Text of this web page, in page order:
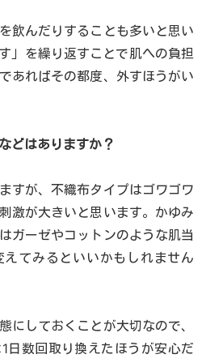
飲んだりすることも多いと思い
」を繰り返すことで肌への負担
あればその都度、外すほうがい
どはありますか？
すが、不織布タイプはゴワゴワ
激が大きいと思います。かゆみ
ガーゼやコットンのような肌当
てみるといいかもしれません
にしておくことが大切なので、
日数回取り換えたほうが安心だ